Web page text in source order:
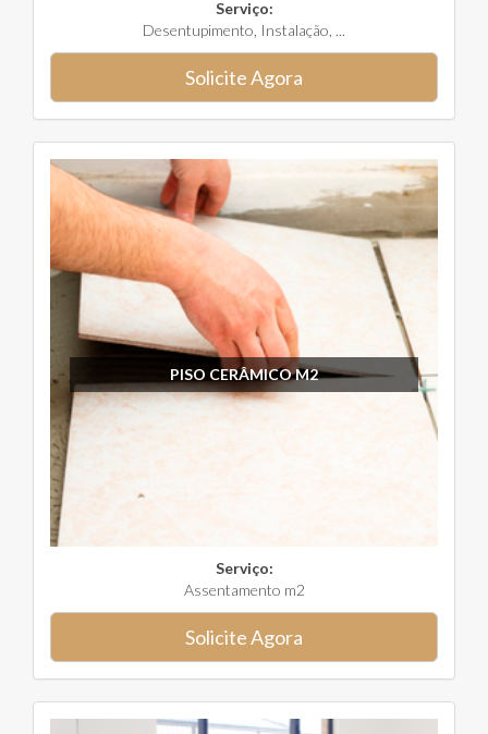
Serviço:
Desentupimento, Instalação, ...
Solicite Agora
PISO CERÂMICO M2
Serviço:
Assentamento m2
Solicite Agora